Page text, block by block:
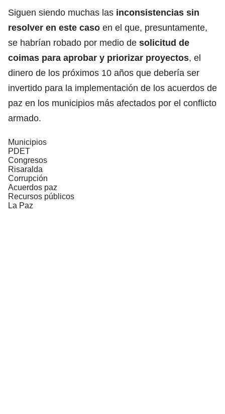
Siguen siendo muchas las inconsistencias sin
resolver en este caso en el que, presuntamente,
se habrían robado por medio de solicitud de
coimas para aprobar y priorizar proyectos, el
dinero de los próximos 10 años que debería ser
invertido para la implementación de los acuerdos de
paz en los municipios más afectados por el conflicto
armado.
Municipios
PDET
Congresos
Risaralda
Corrupción
Acuerdos paz
Recursos públicos
La Paz